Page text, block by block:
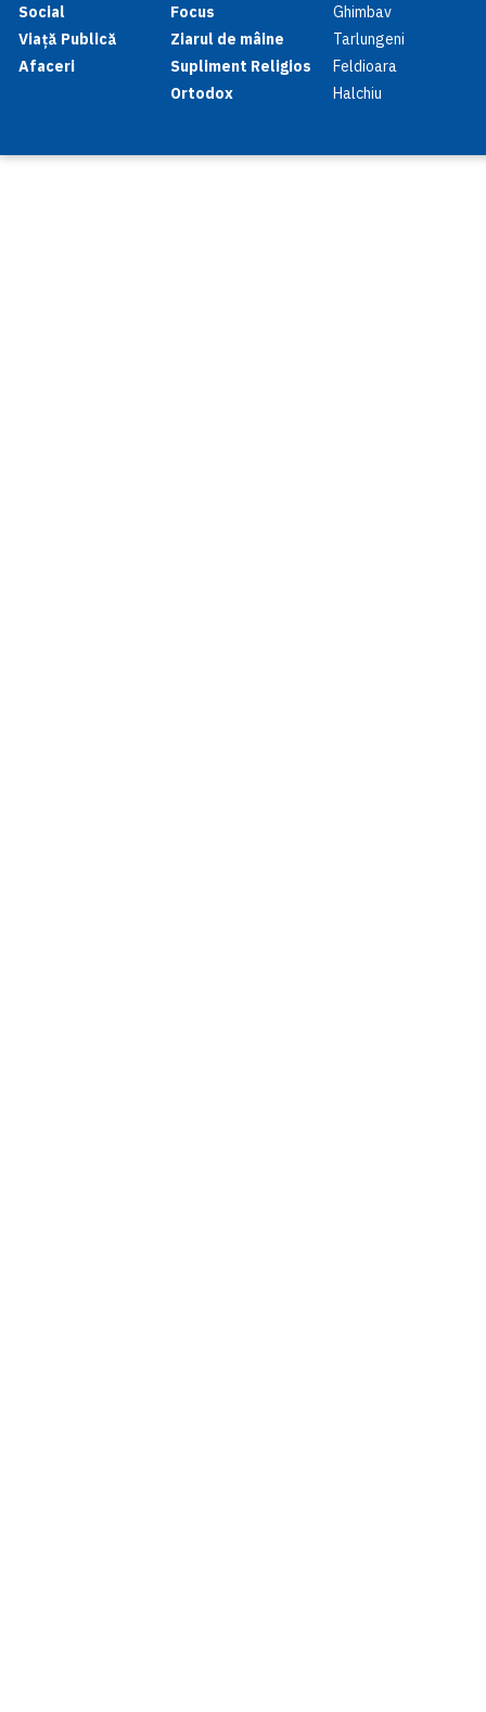
Social
Viață Publică
Afaceri
Focus
Ziarul de mâine
Supliment Religios
Ortodox
Ghimbav
Tarlungeni
Feldioara
Halchiu